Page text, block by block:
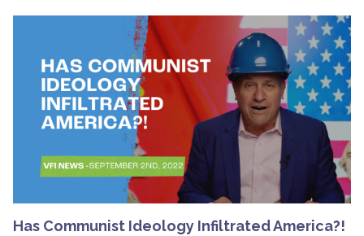
Has Communist Ideology Infiltrated America?!